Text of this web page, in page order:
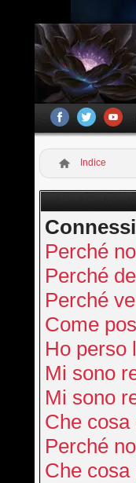
Indice
Perché
Perché
Perché
Come
Ho perso
Mi sono
Mi sono
Che cosa
Perché
Che cosa